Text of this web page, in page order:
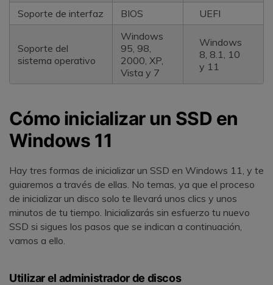
Soporte de interfaz BIOS UEFI
Soporte del
sistema operativo
Windows
95, 98,
2000, XP,
Vista y 7
Windows
8, 8.1, 10
y 11
Cómo inicializar un SSD en
Windows 11
Hay tres formas de inicializar un SSD en Windows 11, y te
guiaremos a través de ellas. No temas, ya que el proceso
de inicializar un disco solo te llevará unos clics y unos
minutos de tu tiempo. Inicializarás sin esfuerzo tu nuevo
SSD si sigues los pasos que se indican a continuación,
vamos a ello.
Utilizar el administrador de discos